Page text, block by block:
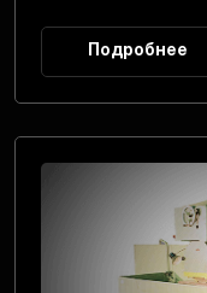
Подробнее